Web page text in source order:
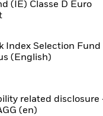
stime
stima in
è
una
(IE) Classe D Euro
Index Selection Fund
(English)
related disclosure
(en)